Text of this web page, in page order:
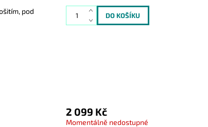
pod
2 099 Kč
Momentálně nedostupné